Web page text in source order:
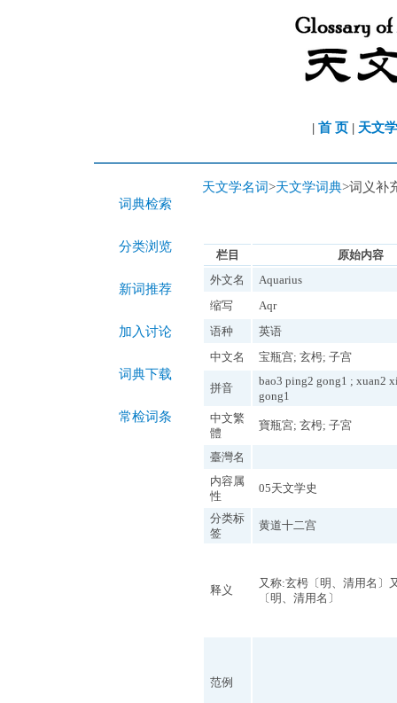
| 首 页 | 天文
词典检索
分类浏览
新词推荐
加入讨论
词典下载
常检词条
天文学名词>天文学词典>词义补
栏目
原始内容
外文名
Aquarius
缩写
Aqr
语种
英语
中文名
宝瓶宫; 玄枵; 子宫
拼音
bao3 ping2 gong1 ; xuan2
gong1
中文繁
體
寶瓶宮; 玄枵; 子宮
臺灣名
内容属
性
05天文学史
分类标
签
黄道十二宫
释义
又称:玄枵〔明、清用名〕
〔明、清用名〕
范例